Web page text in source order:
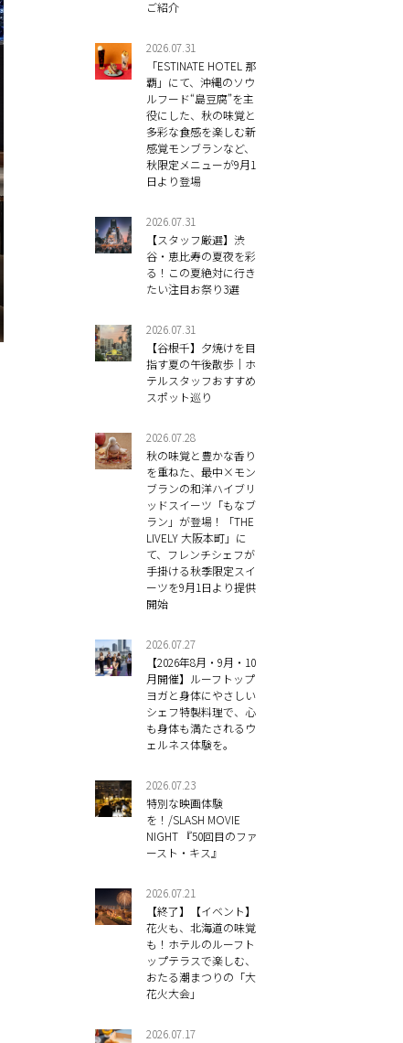
ご紹介
2026.07.31
「ESTINATE HOTEL 那
覇」にて、沖縄のソウ
ルフード“島豆腐”を主
役にした、秋の味覚と
多彩な食感を楽しむ新
感覚モンブランなど、
秋限定メニューが9月1
日より登場
2026.07.31
【スタッフ厳選】渋
谷・恵比寿の夏夜を彩
る！この夏絶対に行き
たい注目お祭り3選
2026.07.31
【谷根千】夕焼けを目
指す夏の午後散歩｜ホ
テルスタッフおすすめ
スポット巡り
2026.07.28
秋の味覚と豊かな香り
を重ねた、最中×モン
ブランの和洋ハイブリ
ッドスイーツ「もなブ
ラン」が登場！「THE
LIVELY 大阪本町」に
て、フレンチシェフが
手掛ける秋季限定スイ
ーツを9月1日より提供
開始
2026.07.27
【2026年8月・9月・10
月開催】ルーフトップ
ヨガと身体にやさしい
シェフ特製料理で、心
も身体も満たされるウ
ェルネス体験を。
2026.07.23
特別な映画体験
を！/SLASH MOVIE
NIGHT 『50回目のファ
ースト・キス』
2026.07.21
【終了】【イベント】
花火も、北海道の味覚
も！ホテルのルーフト
ップテラスで楽しむ、
おたる潮まつりの「大
花火大会」
2026.07.17